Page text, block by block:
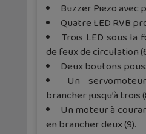
Buzzer Piezo avec
Quatre LED RVB
Trois LED sous la
de feux de circulation
Deux boutons
Un
brancher jusqu’à trois
Un moteur à
en brancher deux (9).